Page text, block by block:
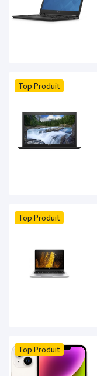
Top Produit
Top Produit
Top Produit